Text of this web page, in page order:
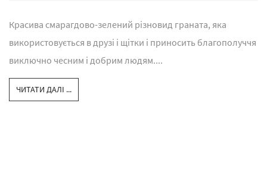
Красива смарагдово-зелений різновид граната, яка
використовується в друзі і щітки і приносить благополуччя
виключно чесним і добрим людям....
ЧИТАТИ ДАЛІ ...